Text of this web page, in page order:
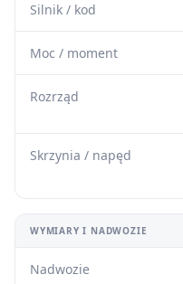
Silnik / kod
Moc / moment
Rozrząd
Skrzynia / napęd
WYMIARY I NADWOZIE
Nadwozie